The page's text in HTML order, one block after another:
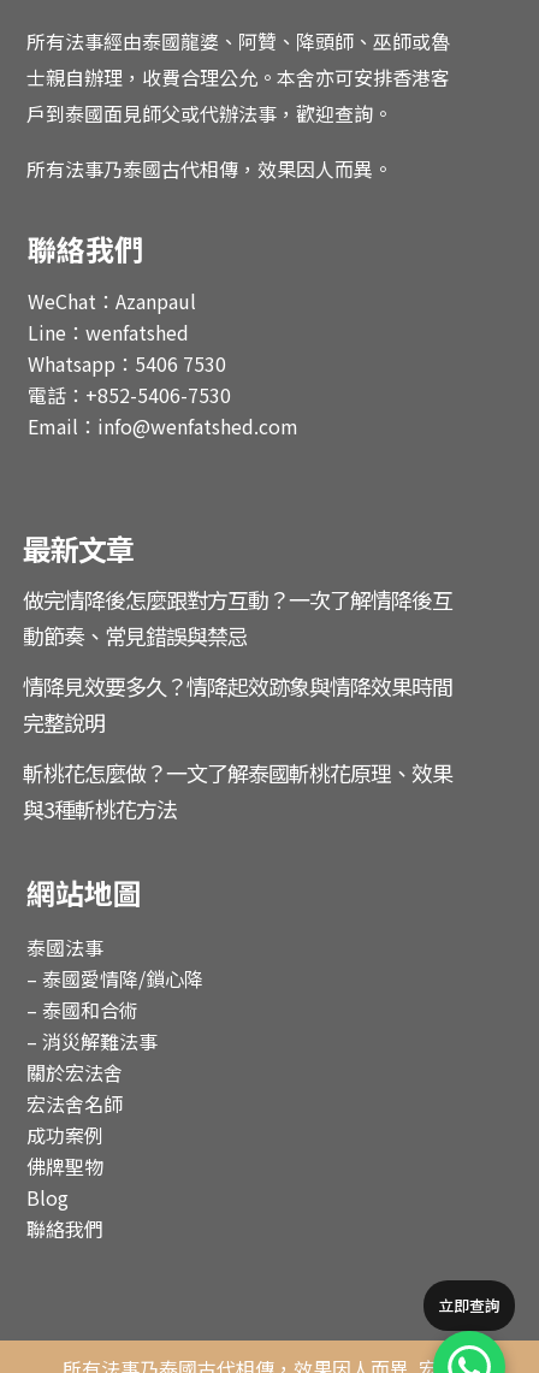
立即查詢
所有法事經由泰國龍婆、阿贊、降頭師、巫師或魯
士親自辦理，收費合理公允。本舍亦可安排香港客
戶到泰國面見師父或代辦法事，歡迎查詢。
所有法事乃泰國古代相傳，效果因人而異。
聯絡我們
WeChat：Azanpaul
Line：wenfatshed
Whatsapp：5406 7530
電話：+852-5406-7530
Email：info@wenfatshed.com
最新文章
做完情降後怎麼跟對方互動？一次了解情降後互
動節奏、常見錯誤與禁忌
情降見效要多久？情降起效跡象與情降效果時間
完整說明
斬桃花怎麼做？一文了解泰國斬桃花原理、效果
與3種斬桃花方法
網站地圖
泰國法事
– 泰國愛情降/鎖心降
– 泰國和合術
– 消災解難法事
關於宏法舍
宏法舍名師
成功案例
佛牌聖物
Blog
聯絡我們